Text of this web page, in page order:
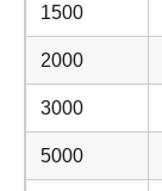
1500
2000
3000
5000